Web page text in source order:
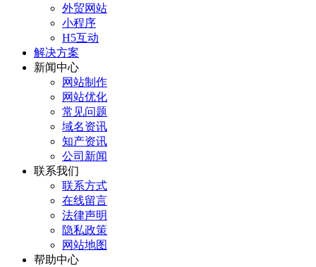
外贸网站
小程序
H5互动
解决方案
新闻中心
网站制作
网站优化
常见问题
域名资讯
知产资讯
公司新闻
联系我们
联系方式
在线留言
法律声明
隐私政策
网站地图
帮助中心